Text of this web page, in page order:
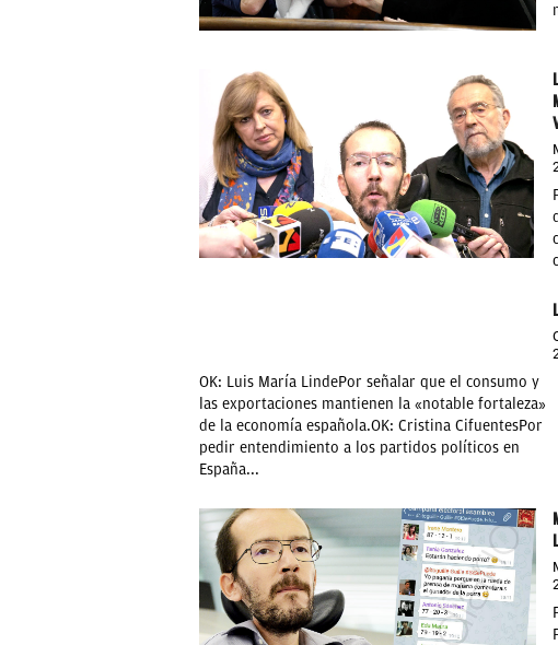
OK: Luis María LindePor señalar que el consumo y
las exportaciones mantienen la «notable fortaleza»
de la economía española.OK: Cristina CifuentesPor
pedir entendimiento a los partidos políticos en
España...